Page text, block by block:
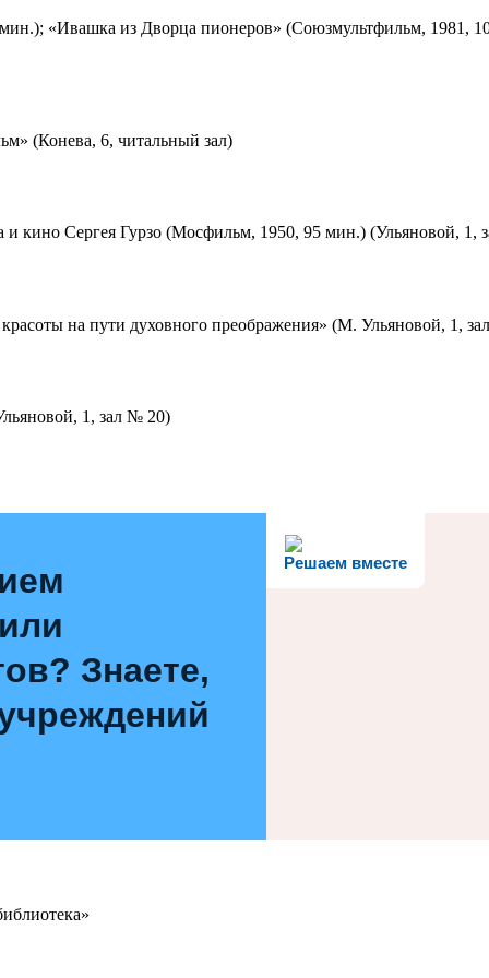
«Ивашка из Дворца пионеров» (Союзмультфильм, 1981,
(Конева, 6, читальный зал)
и кино Сергея Гурзо (Мосфильм, 1950, 95 мин.) (Ульяновой, 1,
на пути духовного преображения» (М. Ульяновой, 1,
1, зал № 20)
Решаем вместе
Знаете,